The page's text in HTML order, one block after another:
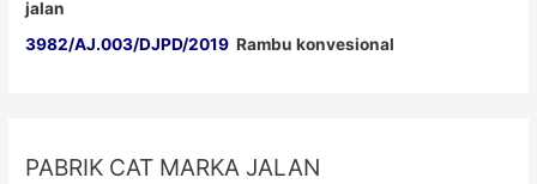
jalan
3982/AJ.003/DJPD/2019 Rambu konvesional
PABRIK CAT MARKA JALAN